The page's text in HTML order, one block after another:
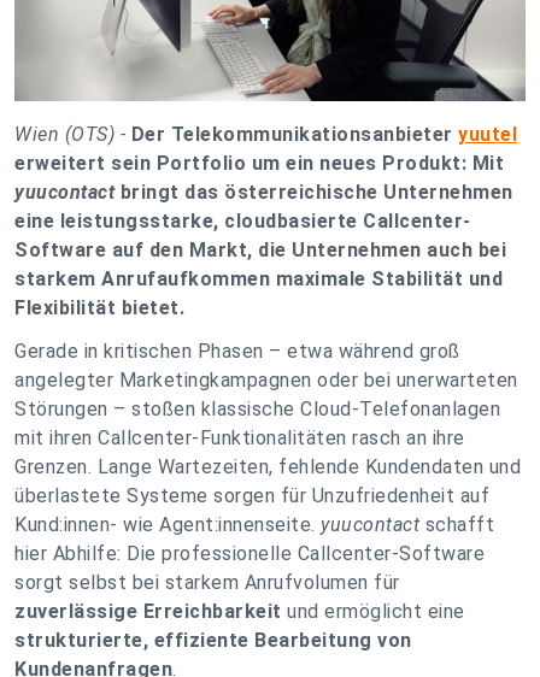
Wien (OTS) - Der Telekommunikationsanbieter yuutel
erweitert sein Portfolio um ein neues Produkt: Mit
yuucontact bringt das österreichische Unternehmen
eine leistungsstarke, cloudbasierte Callcenter-
Software auf den Markt, die Unternehmen auch bei
starkem Anrufaufkommen maximale Stabilität und
Flexibilität bietet.
Gerade in kritischen Phasen – etwa während groß
angelegter Marketingkampagnen oder bei unerwarteten
Störungen – stoßen klassische Cloud-Telefonanlagen
mit ihren Callcenter-Funktionalitäten rasch an ihre
Grenzen. Lange Wartezeiten, fehlende Kundendaten und
überlastete Systeme sorgen für Unzufriedenheit auf
Kund:innen- wie Agent:innenseite. yuucontact schafft
hier Abhilfe: Die professionelle Callcenter-Software
sorgt selbst bei starkem Anrufvolumen für
zuverlässige Erreichbarkeit und ermöglicht eine
strukturierte, effiziente Bearbeitung von
Kundenanfragen.